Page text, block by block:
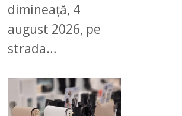
dimineață, 4
august 2026, pe
strada…